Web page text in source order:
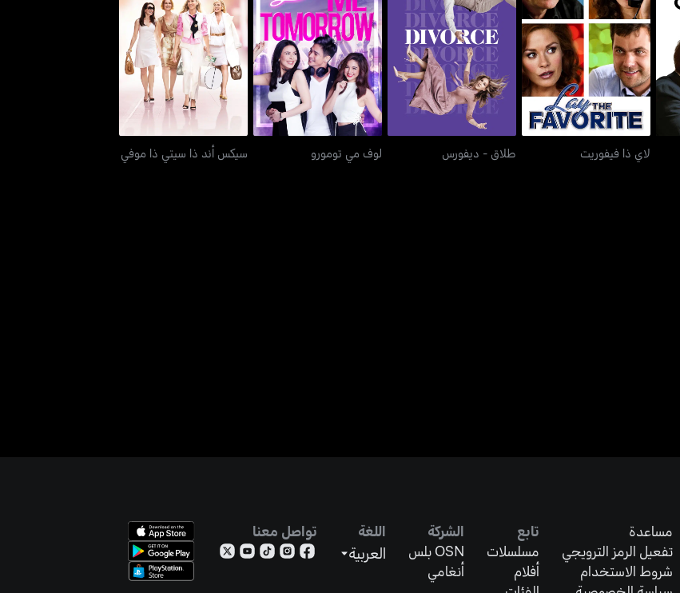
لاي ذا فيفوريت
لاي ذا فيفوريت
طلاق - ديفورس
طلاق - ديفورس
لوف مي تومورو
لوف مي تومورو
سيكس أند ذا سيتي ذا موفي
سيكس أند ذا سيتي ذا موفي
مساعدة
تفعيل الرمز الترويجي
شروط الاستخدام
تابع
مسلسلات
أفلام
الشركة
OSN بلس
أنغامي
اللغة
العربية
تواصل معنا